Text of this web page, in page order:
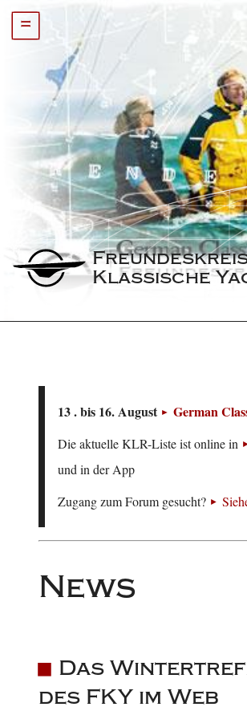
=
Klassische
13 . bis 16. August German
Die aktuelle KLR-Liste ist online in
und in der App
Zugang zum Forum gesucht?
News
Das
des FKY im Web